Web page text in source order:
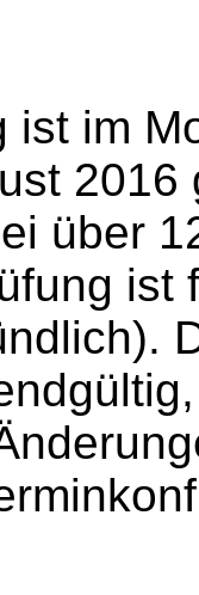
ist im
über
ist